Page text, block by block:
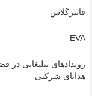
فایبرگلاس
EVA
رویدادهای تبلیغاتی در
هدایای شرکتی